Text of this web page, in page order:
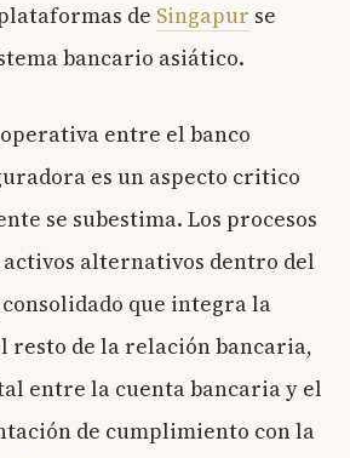
de Singapur se
bancario asiático.
entre el banco
es un aspecto critico
se subestima. Los procesos
alternativos dentro del
que integra la
resto de la relación bancaria,
entre la cuenta bancaria y el
de cumplimiento con la